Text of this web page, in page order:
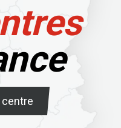
centre